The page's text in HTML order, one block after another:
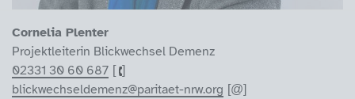
Cornelia Plenter
Projektleiterin Blickwechsel Demenz
02331 30 60 687
blickwechseldemenz@paritaet-nrw.org